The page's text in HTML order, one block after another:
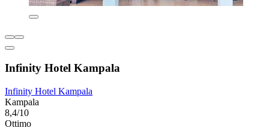
Infinity Hotel Kampala
Infinity Hotel Kampala
Kampala
8,4/10
Ottimo